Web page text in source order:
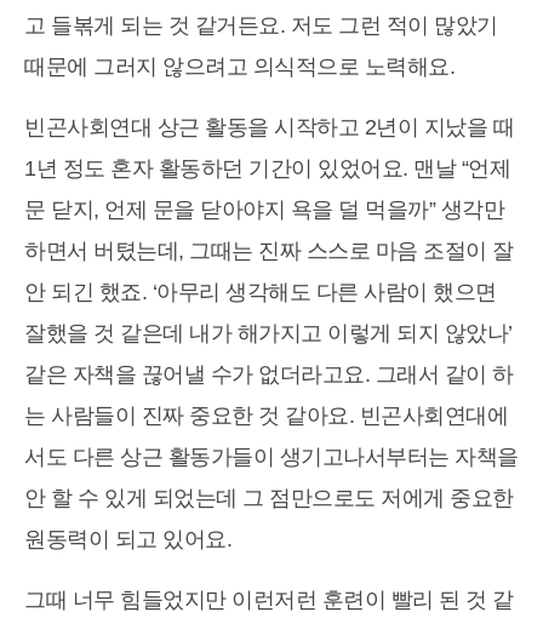
고 들볶게 되는 것 같거든요. 저도 그런 적이 많았기
때문에 그러지 않으려고 의식적으로 노력해요.
빈곤사회연대 상근 활동을 시작하고 2년이 지났을 때
1년 정도 혼자 활동하던 기간이 있었어요. 맨날 “언제
문 닫지, 언제 문을 닫아야지 욕을 덜 먹을까” 생각만
하면서 버텼는데, 그때는 진짜 스스로 마음 조절이 잘
안 되긴 했죠. ‘아무리 생각해도 다른 사람이 했으면
잘했을 것 같은데 내가 해가지고 이렇게 되지 않았나’
같은 자책을 끊어낼 수가 없더라고요. 그래서 같이 하
는 사람들이 진짜 중요한 것 같아요. 빈곤사회연대에
서도 다른 상근 활동가들이 생기고나서부터는 자책을
안 할 수 있게 되었는데 그 점만으로도 저에게 중요한
원동력이 되고 있어요.
그때 너무 힘들었지만 이런저런 훈련이 빨리 된 것 같